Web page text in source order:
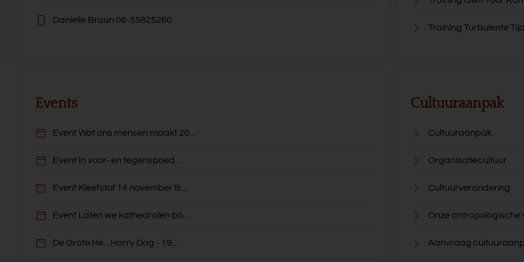
Danielle Braun 06-55825260
Training Turbulente
Events
Event Wat ons mensen maakt 20…
Event In voor- en tegenspoed…
Event Kleefstof 14 november B…
Event Laten we kathedralen bo…
De Grote Hé... Harry Dag - 19…
Cultuuraanpak
Cultuuraanpak
Organisatiecultuur
Cultuurverandering
Onze
Aanvraag